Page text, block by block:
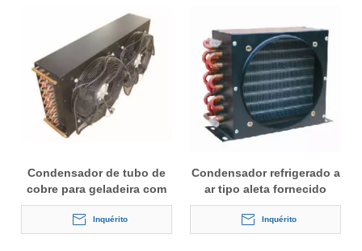
Condensador de tubo de
cobre para geladeira com
ou sem ventilador
Inquérito
Condensador refrigerado a
ar tipo aleta fornecido
diretamente da fábrica
Inquérito